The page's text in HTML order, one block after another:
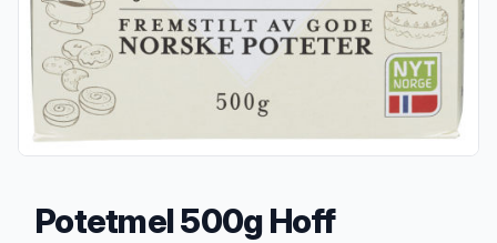
Potetmel 500g Hoff